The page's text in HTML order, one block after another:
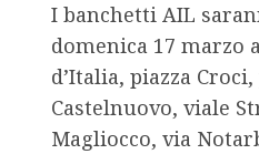
I banchetti AIL
domenica 17 marzo
d’Italia, piazza
Castelnuovo, viale
Magliocco, via